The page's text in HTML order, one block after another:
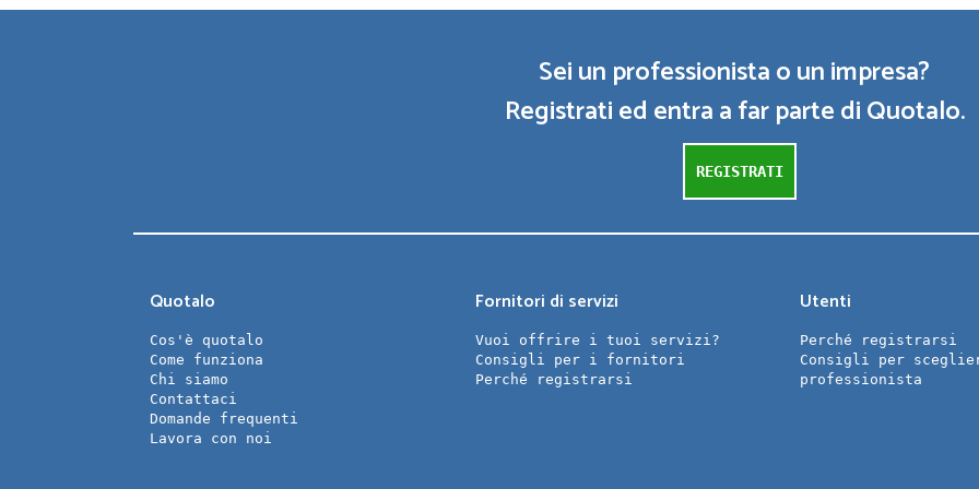
Sei un professionista o un impresa?
Registrati ed entra a far parte di Quotalo.
REGISTRATI
Quotalo
Cos'è quotalo
Come funziona
Chi siamo
Contattaci
Domande frequenti
Lavora con noi
Fornitori di servizi
Vuoi offrire i tuoi servizi?
Consigli per i fornitori
Perché registrarsi
Utenti
Perché registrarsi
Consigli per
professionista